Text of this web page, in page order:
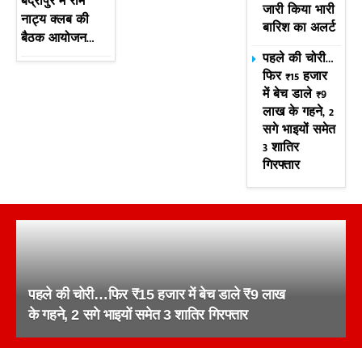
नाट्य क्लब की
बैठक आयोजन…
जारी किया भारी
बारिश का अलर्ट
पहले की चोरी…
फिर ₹15 हजार
में बेच डाले ₹9
लाख के गहने, 2
सगे भाइयों समेत
3 शातिर
गिरफ्तार
पहले की चोरी…फिर ₹15 हजार में बेच डाले ₹9 लाख
के गहने, 2 सगे भाइयों समेत 3 शातिर गिरफ्तार